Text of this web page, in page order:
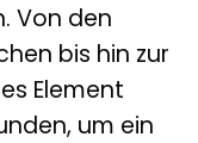
Von den
bis hin zur
Element
um ein